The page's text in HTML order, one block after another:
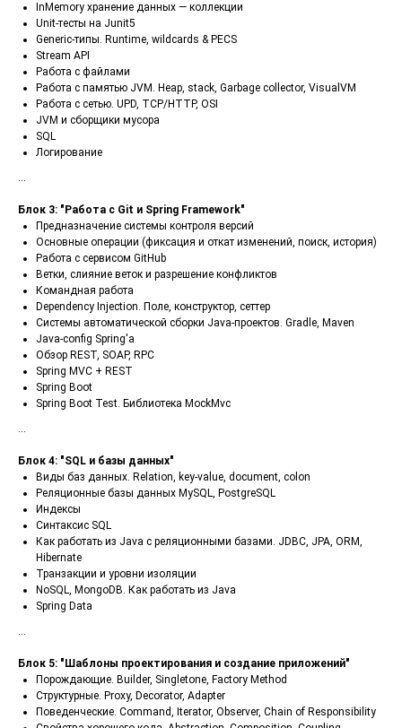
InMemory хранение данных — коллекции
Unit-тесты на Junit5
Generic-типы. Runtime, wildcards & PECS
Stream API
Работа с файлами
Работа с памятью JVM. Heap, stack, Garbage collector, VisualVM
Работа с сетью. UPD, TCP/HTTP, OSI
JVM и сборщики мусора
SQL
Логирование
...
Блок 3: "Работа с Git и Spring Framework"
Предназначение системы контроля версий
Основные операции (фиксация и откат изменений, поиск, история)
Работа с сервисом GitHub
Ветки, слияние веток и разрешение конфликтов
Командная работа
Dependency Injection. Поле, конструктор, сеттер
Системы автоматической сборки Java-проектов. Gradle, Maven
Java-config Spring'a
Обзор REST, SOAP, RPC
Spring MVC + REST
Spring Boot
Spring Boot Test. Библиотека MockMvc
...
Блок 4: "SQL и базы данных"
Виды баз данных. Relation, key-value, document, colon
Реляционные базы данных MySQL, PostgreSQL
Индексы
Синтаксис SQL
Как работать из Java c реляционными базами. JDBC, JPA, ORM,
Hibernate
Транзакции и уровни изоляции
NoSQL, MongoDB. Как работать из Java
Spring Data
...
Блок 5: "Шаблоны проектирования и создание приложений"
Порождающие. Builder, Singletone, Factory Method
Структурные. Proxy, Decorator, Adapter
Поведенческие. Command, Iterator, Observer, Chain of Responsibility